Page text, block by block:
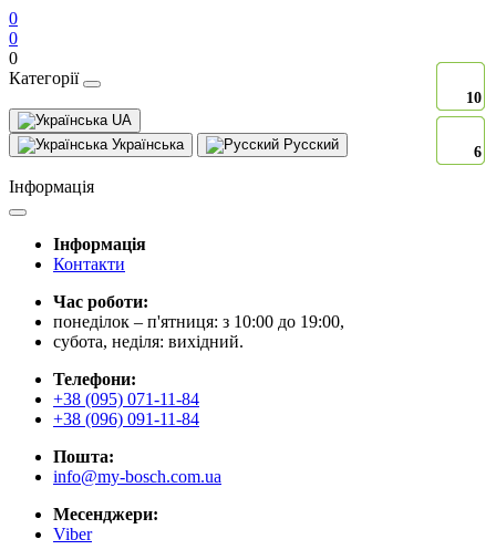
0
0
0
Категорії
UA
Українська
Русский
Інформація
Інформація
Контакти
Час роботи:
понеділок – п'ятниця: з 10:00 до 19:00,
субота, неділя: вихідний.
Телефони:
+38 (095) 071-11-84
+38 (096) 091-11-84
Пошта:
info@my-bosch.com.ua
Месенджери:
Viber
10
6
10
6
10
6
10
6
10
6